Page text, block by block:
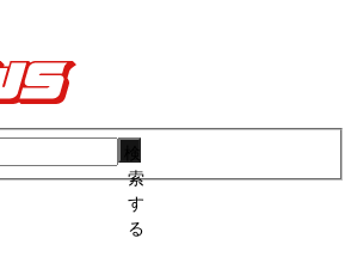
索
す
る